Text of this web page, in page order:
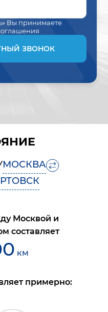
Вы принимаете
ЗВОНОК
МОСКВА
Москвой и
составляет
км
примерно: